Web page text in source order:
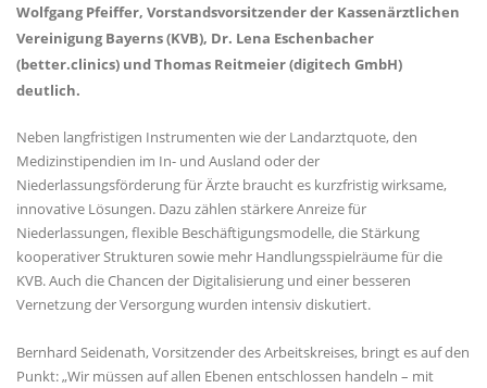
Wolfgang Pfeiffer, Vorstandsvorsitzender der Kassenärztlichen
Vereinigung Bayerns (KVB), Dr. Lena Eschenbacher
(better.clinics) und Thomas Reitmeier (digitech GmbH)
deutlich.
Neben langfristigen Instrumenten wie der Landarztquote, den
Medizinstipendien im In- und Ausland oder der
Niederlassungsförderung für Ärzte braucht es kurzfristig wirksame,
innovative Lösungen. Dazu zählen stärkere Anreize für
Niederlassungen, flexible Beschäftigungsmodelle, die Stärkung
kooperativer Strukturen sowie mehr Handlungsspielräume für die
KVB. Auch die Chancen der Digitalisierung und einer besseren
Vernetzung der Versorgung wurden intensiv diskutiert.
Bernhard Seidenath, Vorsitzender des Arbeitskreises, bringt es auf den
Punkt: „Wir müssen auf allen Ebenen entschlossen handeln – mit